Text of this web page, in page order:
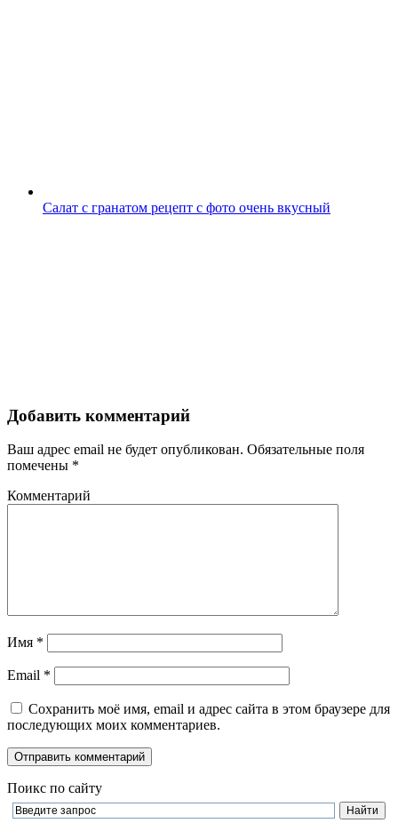
Салат с гранатом рецепт с фото очень вкусный
Добавить комментарий
Ваш адрес email не будет опубликован. Обязательные поля
помечены *
Комментарий
Имя *
Email *
Сохранить моё имя, email и адрес сайта в этом браузере для
последующих моих комментариев.
Поикс по сайту